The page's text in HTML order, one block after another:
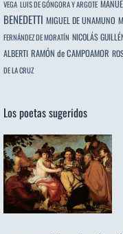
VEGA LUIS DE GÓNGORA Y ARGOTE
BENEDETTI MIGUEL DE UNAMUNO
FERNÁNDEZ DE MORATÍN NICOLÁS
ALBERTI RAMÓN de CAMPOAMOR
DE LA CRUZ
Los poetas sugeridos